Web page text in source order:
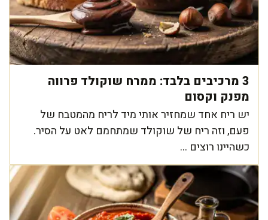
3 מרכיבים בלבד: ממרח שוקולד פרווה
מפנק וקסום
יש ריח אחד שמחזיר אותי מיד לריח מהמטבח של
פעם, וזה ריח של שוקולד שמתחמם לאט על הסיר.
כשהיינו רוצים ...